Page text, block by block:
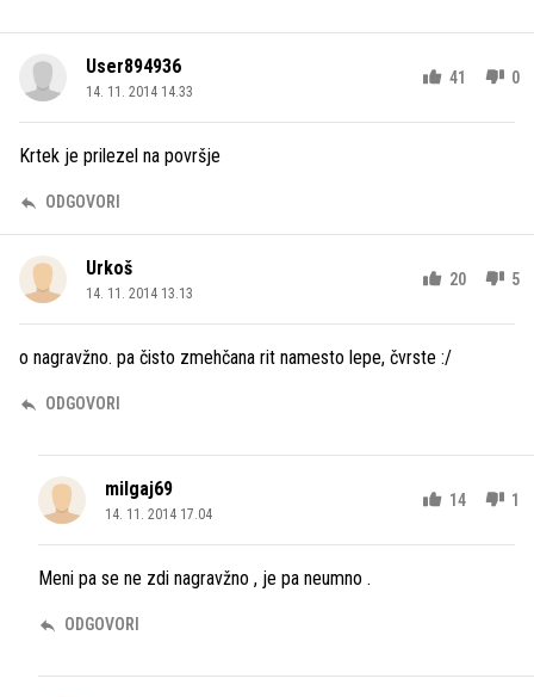
User894936
14. 11. 2014 14.33
41 0
Krtek je prilezel na površje
ODGOVORI
Urkoš
14. 11. 2014 13.13
20 5
o nagravžno. pa čisto zmehčana rit namesto lepe, čvrste :/
ODGOVORI
milgaj69
14. 11. 2014 17.04
14 1
Meni pa se ne zdi nagravžno , je pa neumno .
ODGOVORI